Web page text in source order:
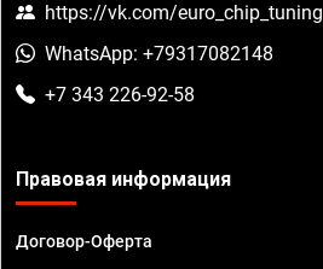
https://vk.com/euro_chip_tuning
WhatsApp: +79317082148
+7 343 226-92-58
Правовая информация
Договор-Оферта